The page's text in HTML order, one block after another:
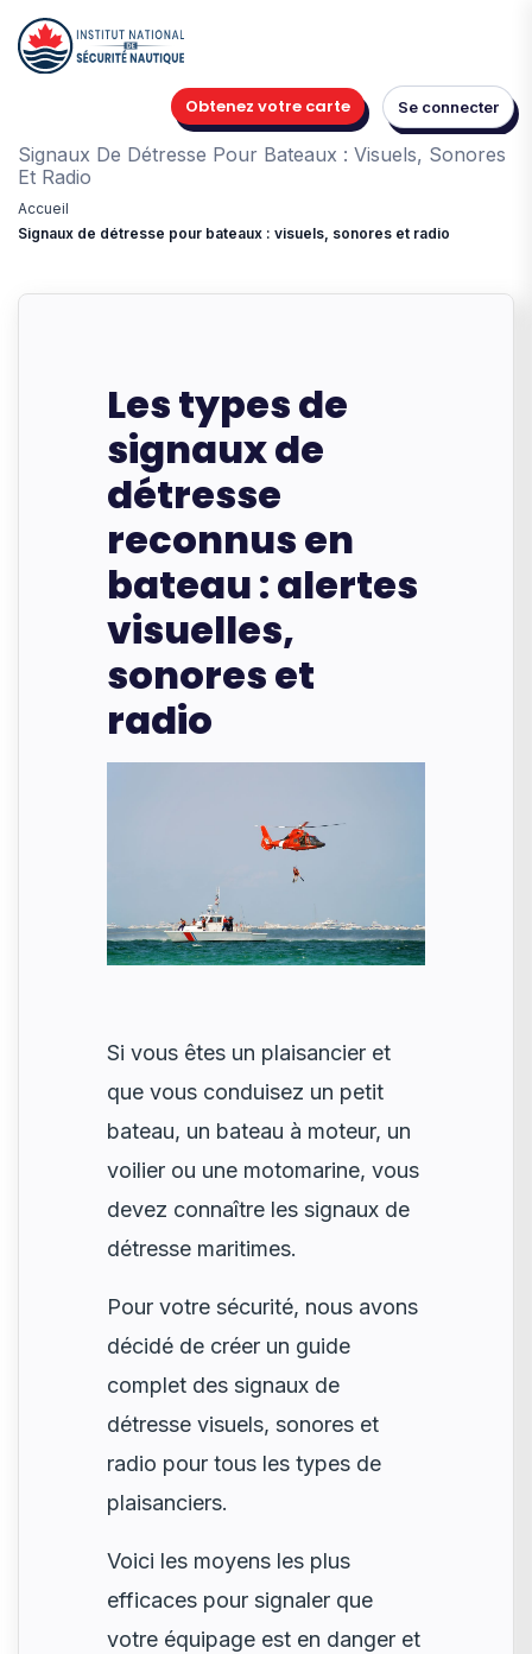
Obtenez votre carte Se connecter
Signaux De Détresse Pour Bateaux : Visuels, Sonores
Et Radio
Accueil
Signaux de détresse pour bateaux : visuels, sonores et radio
Les types de
signaux de
détresse
reconnus en
bateau : alertes
visuelles,
sonores et
radio
Si vous êtes un plaisancier et
que vous conduisez un petit
bateau, un bateau à moteur, un
voilier ou une motomarine, vous
devez connaître les signaux de
détresse maritimes.
Pour votre sécurité, nous avons
décidé de créer un guide
complet des signaux de
détresse visuels, sonores et
radio pour tous les types de
plaisanciers.
Voici les moyens les plus
efficaces pour signaler que
votre équipage est en danger et